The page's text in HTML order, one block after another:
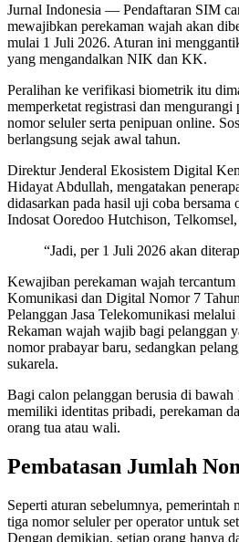
Jurnal Indonesia — Pendaftaran SIM
mewajibkan perekaman wajah akan
mulai 1 Juli 2026. Aturan ini
yang mengandalkan NIK dan KK.
Peralihan ke verifikasi biometrik itu
memperketat registrasi dan mengurangi
nomor seluler serta penipuan online.
berlangsung sejak awal tahun.
Direktur Jenderal Ekosistem Digital
Hidayat Abdullah, mengatakan
didasarkan pada hasil uji coba bersama
Indosat Ooredoo Hutchison,
“Jadi, per 1 Juli 2026 akan
Kewajiban perekaman wajah
Komunikasi dan Digital Nomor 7
Pelanggan Jasa Telekomunikasi
Rekaman wajah wajib bagi pelanggan
nomor prabayar baru, sedangkan
sukarela.
Bagi calon pelanggan berusia di bawah
memiliki identitas pribadi, perekaman
orang tua atau wali.
Pembatasan Jumlah
Seperti aturan sebelumnya, pemerintah
tiga nomor seluler per operator untuk
Dengan demikian, setiap orang hanya